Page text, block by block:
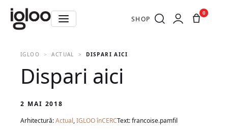
SHOP
0
IGLOO ACTUAL DISPARI AICI
Dispari aici
2 MAI 2018
Arhitectură:Actual,IGLOO înCERCText: francoise.pamfil